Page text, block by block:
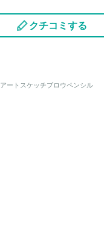
クチコミする
アートスケッチブロウペンシル